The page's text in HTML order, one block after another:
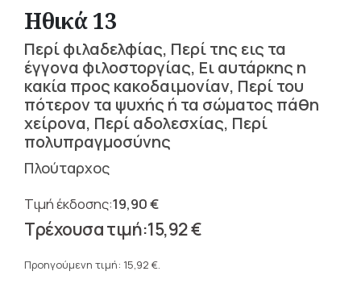
Ηθικά 13
Περί φιλαδελφίας, Περί της εις τα
έγγονα φιλοστοργίας, Ει αυτάρκης η
κακία προς κακοδαιμονίαν, Περί του
πότερον τα ψυχής ή τα σώματος πάθη
χείρονα, Περί αδολεσχίας, Περί
πολυπραγμοσύνης
Πλούταρχος
19,90€
Original
price
19,90 €.
15,92€
τρέχουσα
Προηγούμενη τιμή: 15,92 €.